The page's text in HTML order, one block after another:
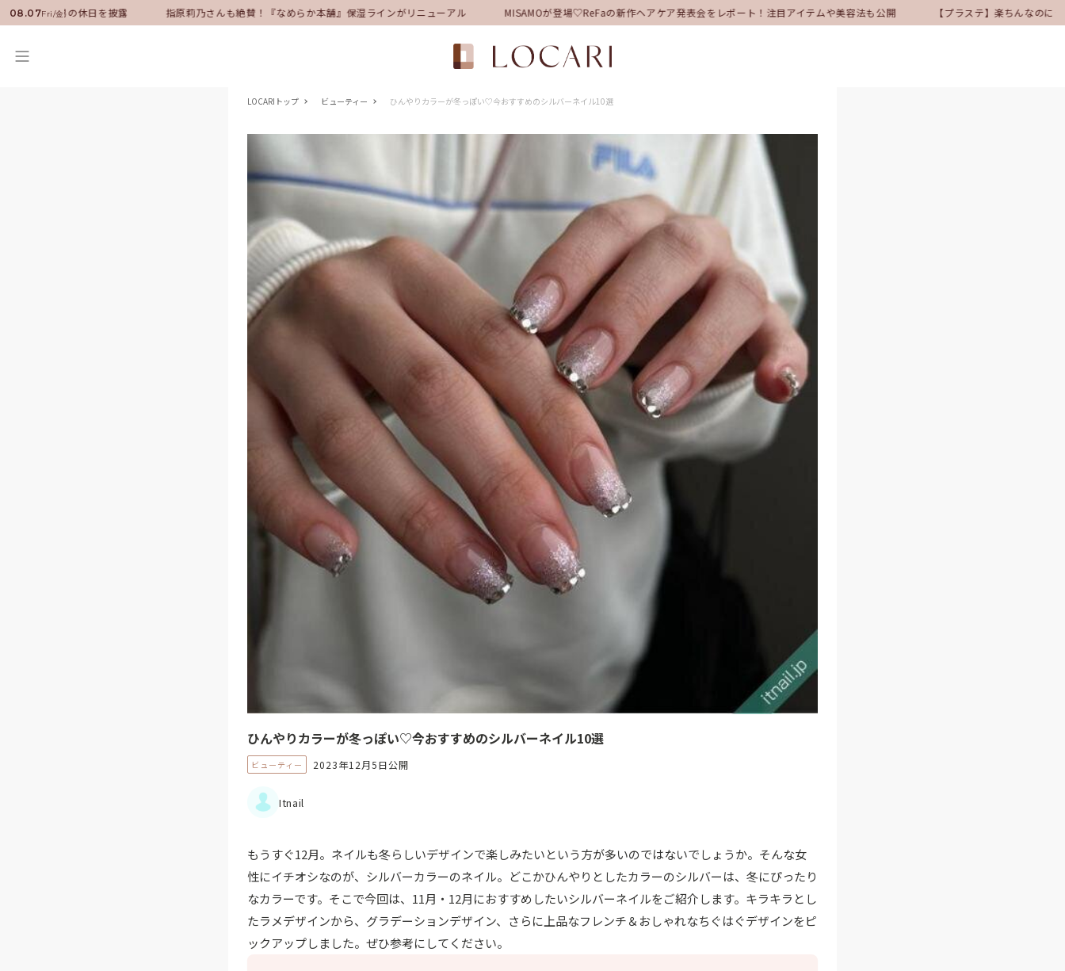
08.07Fri/金
！いい男の休日を披露 指原莉乃さんも絶賛！『なめらか本舗』保湿ラインがリニューアル MISAMOが登場♡ReFaの新作ヘアケア発表会をレポート！注目アイテムや美容法も公開 【プラステ】楽ちんなのにき
LOCARIトップ ビューティー ひんやりカラーが冬っぽい♡今おすすめのシルバーネイル10選
ひんやりカラーが冬っぽい♡今おすすめのシルバーネイル10選
ビューティー 2023年12月5日公開
Itnail
もうすぐ12月。ネイルも冬らしいデザインで楽しみたいという方が多いのではないでしょうか。そんな女
性にイチオシなのが、シルバーカラーのネイル。どこかひんやりとしたカラーのシルバーは、冬にぴったり
なカラーです。そこで今回は、11月・12月におすすめしたいシルバーネイルをご紹介します。キラキラとし
たラメデザインから、グラデーションデザイン、さらに上品なフレンチ＆おしゃれなちぐはぐデザインをピ
ックアップしました。ぜひ参考にしてください。